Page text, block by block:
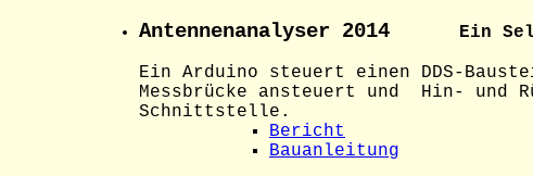
Antennenanalyser 2014 Ein
Ein Arduino steuert einen DDS-
Messbrücke ansteuert und Hin- und
Schnittstelle.
Bericht
Bauanleitung